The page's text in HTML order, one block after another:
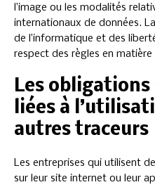
l’image ou les modalités
internationaux de données. La
de l’informatique et des
respect des règles en
Les
liées à
autres traceurs
Les entreprises qui utilisent
sur leur site internet ou leur